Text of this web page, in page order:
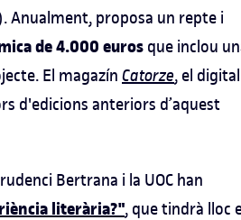
Anualment, proposa un repte i
de 4.000 euros que inclou
El magazín Catorze, el digital
d'edicions anteriors d’aquest
Bertrana i la UOC han
literària?", que tindrà lloc